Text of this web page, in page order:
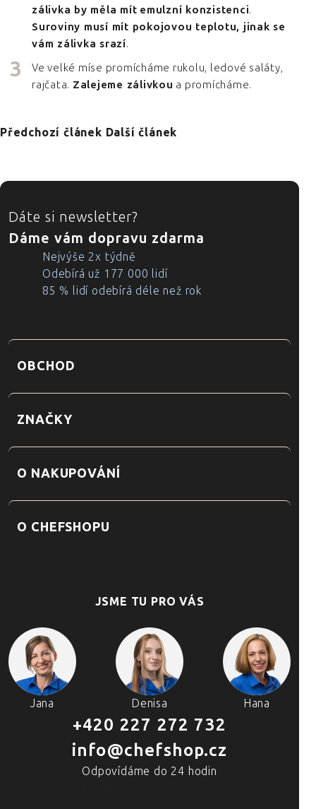
zálivka by měla mít emulzní konzistenci.
Suroviny musí mít pokojovou teplotu, jinak se
vám zálivka srazí.
Ve velké míse promícháme rukolu, ledové saláty,
rajčata. Zalejeme zálivkou a promícháme.
Předchozí článek Další článek
ZÁPATÍ
Dáte si newsletter?
Dáme vám dopravu zdarma
Nejvýše 2x týdně
Odebírá už 177 000 lidí
85 % lidí odebírá déle než rok
OBCHOD
ZNAČKY
O NAKUPOVÁNÍ
O CHEFSHOPU
JSME TU PRO VÁS
Jana Denisa Hana
+420 227 272 732
info@chefshop.cz
Odpovídáme do 24 hodin